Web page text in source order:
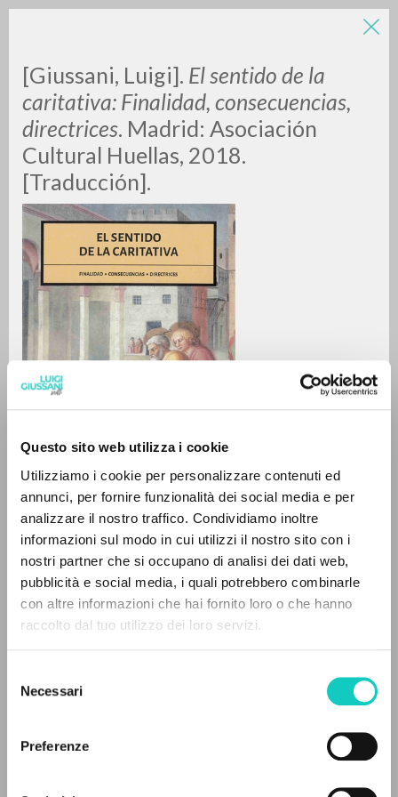
Questo sito web utilizza i cookie
Utilizziamo i cookie per personalizzare contenuti ed
annunci, per fornire funzionalità dei social media e per
analizzare il nostro traffico. Condividiamo inoltre
informazioni sul modo in cui utilizzi il nostro sito con i
nostri partner che si occupano di analisi dei dati web,
pubblicità e social media, i quali potrebbero combinarle
con altre informazioni che hai fornito loro o che hanno
raccolto dal tuo utilizzo dei loro servizi.
delNecessari
Preferenze
[Giussani, Luigi]. El sentido de la
caritativa: Finalidad, consecuencias,
directrices. Madrid: Asociación
Cultural Huellas, 2018.
[Traducción].
Arbona GuadalupeTraduttore
Calavia AlfonsoTraduttore
Giussani LuigiAutore
2018
Pagine: 16
LUIGI
GIUSSANI
0DOCUMENTI TROVATI
RISULTATI SUCCESSIVI